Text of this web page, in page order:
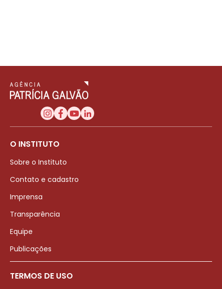
O INSTITUTO
Sobre o Instituto
Contato e cadastro
Imprensa
Transparência
Equipe
Publicações
TERMOS DE USO